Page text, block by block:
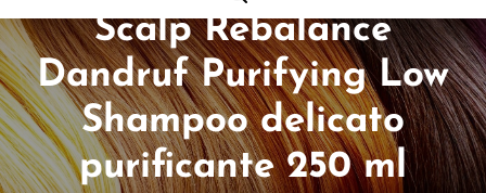
Scalp Rebalance
Dandruf Purifying Low
Shampoo delicato
purificante 250 ml